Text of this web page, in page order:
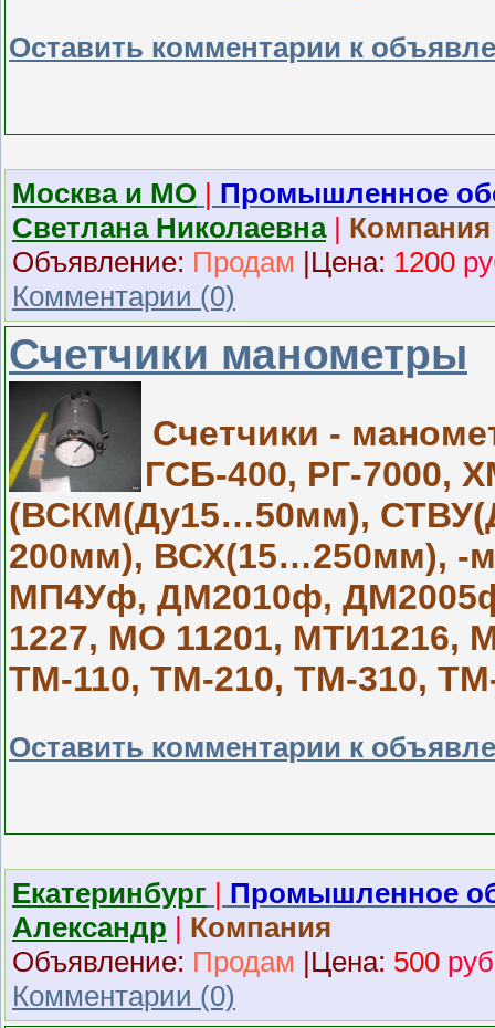
Оставить комментарии к
Москва и МО | Промышленное
Светлана Николаевна | Компания
Объявление: Продам |Цена: 1200
Комментарии (0)
Счетчики манометры
Cчетчики -
ГСБ-400, РГ-7000,
(ВСКМ(Ду15…50мм),
200мм), ВСХ(15…250мм),
МП4Уф, ДМ2010ф,
1227, МО 11201,
ТМ-110, ТМ-210, ТМ-310, ТМ-
Оставить комментарии к
Екатеринбург | Промышленное
Александр | Компания
Объявление: Продам |Цена: 500
Комментарии (0)